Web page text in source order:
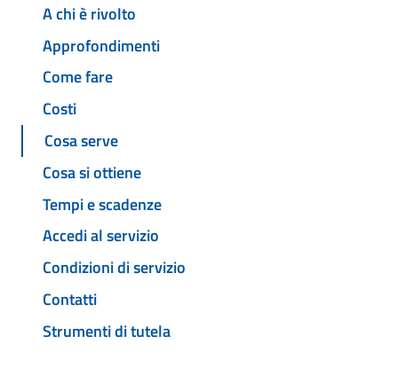
A chi è rivolto
Approfondimenti
Come fare
Costi
Cosa serve
Cosa si ottiene
Tempi e scadenze
Accedi al servizio
Condizioni di servizio
Contatti
Strumenti di tutela